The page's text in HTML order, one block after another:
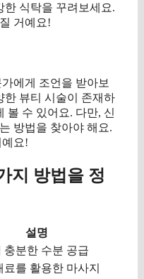
한 식탁을 꾸려보세요.
거예요!
에게 조언을 받아보
한 뷰티 시술이 존재하
볼 수 있어요. 다만, 신
방법을 찾아야 해요.
요!
지 방법을 정
설명
충분한 수분 공급
료를 활용한 마사지